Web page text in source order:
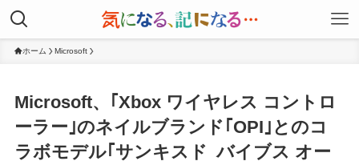
ホーム Microsoft
Microsoft、｢Xbox ワイヤレス コントロ
ーラー｣のネイルブランド｢OPI｣とのコ
ラボモデル｢サンキスド バイブス オー